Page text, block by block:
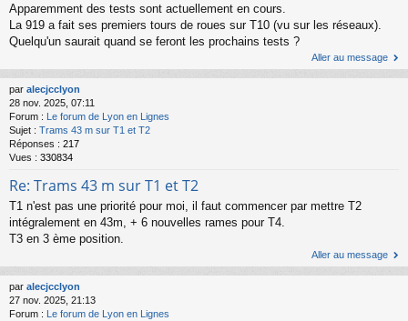
Apparemment des tests sont actuellement en cours.
La 919 a fait ses premiers tours de roues sur T10 (vu sur les réseaux).
Quelqu'un saurait quand se feront les prochains tests ?
Aller au message
par alecjcclyon
28 nov. 2025, 07:11
Forum : Le forum de Lyon en Lignes
Sujet : Trams 43 m sur T1 et T2
Réponses : 217
Vues : 330834
Re: Trams 43 m sur T1 et T2
T1 n'est pas une priorité pour moi, il faut commencer par mettre T2
intégralement en 43m, + 6 nouvelles rames pour T4.
T3 en 3 ème position.
Aller au message
par alecjcclyon
27 nov. 2025, 21:13
Forum :
Le forum de Lyon en Lignes